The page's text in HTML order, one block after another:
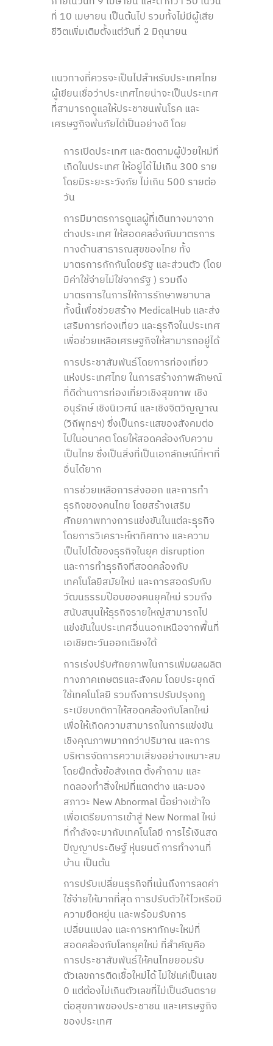
ที่ 10 เมษายน เป็นต้นไป รวมทั้งไม่มีผู้เสีย
ชีวิตเพิ่มเติมตั้งแต่วันที่ 2 มิถุนายน
แนวทางที่ควรจะเป็นไปสำหรับประเทศไทย
ผู้เขียนเชื่อว่าประเทศไทยน่าจะเป็นประเทศ
ที่สามารถดูแลให้ประชาชนพ้นโรค และ
เศรษฐกิจพ้นภัยได้เป็นอย่างดี โดย
การเปิดประเทศ และติดตามผู้ป่วยใหม่ที่
เกิดในประเทศ ให้อยู่ได้ไม่เกิน 300 ราย
โดยมีระยะระวังภัย ไม่เกิน 500 รายต่อ
วัน
การมีมาตรการดูแลผู้ที่เดินทางมาจาก
ต่างประเทศ ให้สอดคลอ้งกับมาตรการ
ทางด้านสาธารณสุขของไทย ทั้ง
มาตรการกักกันโดยรัฐ และส่วนตัว (โดย
มีค่าใช้จ่ายไม่ใช่จากรัฐ ) รวมถึง
มาตรการในการให้การรักษาพยาบาล
ทั้งนี้เพื่อช่วยสร้าง MedicalHub และส่ง
เสริมการท่องเที่ยว และธุรกิจในประเทศ
เพื่อช่วยเหลือเศรษฐกิจให้สามารถอยู่ได้
การประชาสัมพันธ์โดยการท่องเที่ยว
แห่งประเทศไทย ในการสร้างภาพลักษณ์
ที่ดีด้านการท่องเที่ยวเชิงสุขภาพ เชิง
อนุรักษ์ เชิงนิเวศน์ และเชิงจิตวิญญาณ
(วิถีพุทธฯ) ซึ่งเป็นกระแสของสังคมต่อ
ไปในอนาคต โดยให้สอดคล้องกับความ
เป็นไทย ซึ่งเป็นสิ่งที่เป็นเอกลักษณ์ที่หาที่
อื่นได้ยาก
การช่วยเหลือการส่งออก และการทำ
ธุรกิจของคนไทย โดยสร้างเสริม
ศักยภาพทางการแข่งขันในแต่ละธุรกิจ
โดยการวิเคราะห์หาทิศทาง และความ
เป็นไปได้ของธุรกิจในยุค disruption
และการทำธุรกิจที่สอดคล้องกับ
เทคโนโลยีสมัยใหม่ และการสอดรับกับ
วัฒนธรรมป๊อบของคนยุคใหม่ รวมถึง
สนับสนุนให้ธุรกิจรายใหญ่สามารถไป
แข่งขันในประเทศอื่นนอกเหนือจากพื้นที่
เอเชียตะวันออกเฉียงใต้
การเร่งปรับศักยภาพในการเพิ่มผลผลิต
ทางภาคเกษตรและสังคม โดยประยุกต์
ใช้เทคโนโลยี รวมถึงการปรับปรุงกฎ
ระเบียบกติกาให้สอดคล้องกับโลกใหม่
เพื่อให้เกิดความสามารถในการแข่งขัน
เชิงคุณภาพมากกว่าปริมาณ และการ
บริหารจัดการความเสี่ยงอย่างเหมาะสม
โดยฝึกตั้งข้อสังเกต ตั้งคำถาม และ
ทดลองทำสิ่งใหม่ที่แตกต่าง และมอง
สภาวะ New Abnormal นี้อย่างเข้าใจ
เพื่อเตรียมการเข้าสู่ New Normal ใหม่
ที่กำลังจะมากับเทคโนโลยี การไร้เงินสด
ปัญญาประดิษฐ์ หุ่นยนต์ การทำงานที่
บ้าน เป็นต้น
การปรับเปลี่ยนธุรกิจที่เน้นถึงการลดค่า
ใช้จ่ายให้มากที่สุด การปรับตัวให้ไวหรือมี
ความยืดหยุ่น และพร้อมรับการ
เปลี่ยนแปลง และการหาทักษะใหม่ที่
สอดคล้องกับโลกยุคใหม่ ที่สำคัญคือ
การประชาสัมพันธ์ให้คนไทยยอมรับ
ตัวเลขการติดเชื้อใหม่ได้ ไม่ใช่แค่เป็นเลข
0 แต่ต้องไม่เกินตัวเลขที่ไม่เป็นอันตราย
ต่อสุขภาพของประชาชน และเศรษฐกิจ
ของประเทศ